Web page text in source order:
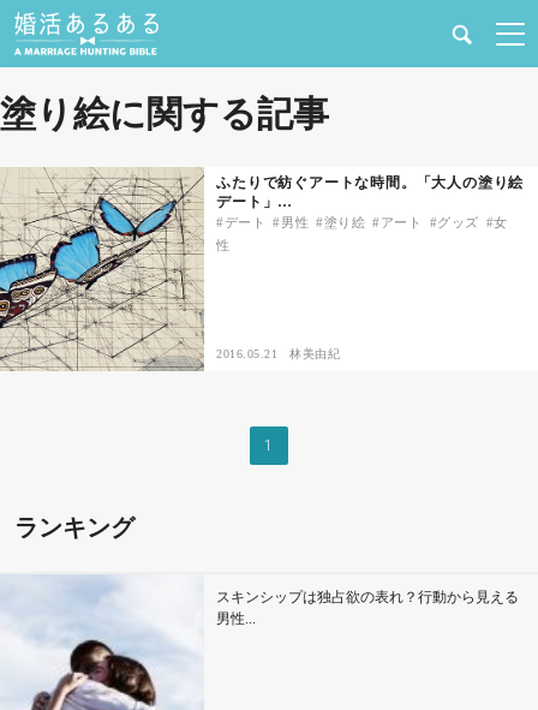
健康
恋愛の悩み
出会い
合コン・街コン
あるある
ドキドキ
塗り絵に関する記事
ふたりで紡ぐアートな時間。「大人の塗り絵
デート」…
デート 男性 塗り絵 アート グッズ
女
性
2016.05.21 林美由紀
1
ランキング
スキンシップは独占欲の表れ？行動から見える
男性...